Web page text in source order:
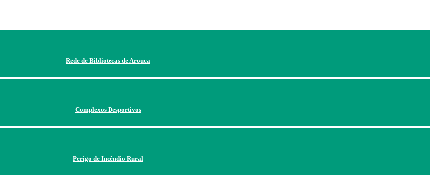
Rede de Bibliotecas de Arouca
Complexos Desportivos
Perigo de Incêndio Rural